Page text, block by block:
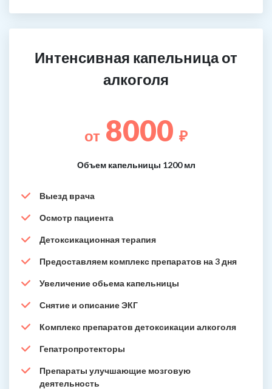
Интенсивная капельница от
алкоголя
от 8000 ₽
Объем капельницы 1200 мл
Выезд врача
Осмотр пациента
Детоксикационная терапия
Предоставляем комплекс препаратов на 3 дня
Увеличение обьема капельницы
Снятие и описание ЭКГ
Комплекс препаратов детоксикации алкоголя
Гепатропротекторы
Препараты улучшающие мозговую
деятельность